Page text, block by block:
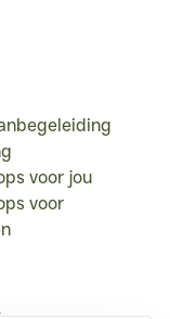
voor jou
voor